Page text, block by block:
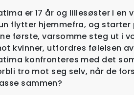
er 17 år og lillesøster i
flytter hjemmefra, og starter
første, varsomme steg ut i
kvinner, utfordres følelsen
konfronteres med det
tro mot seg selv, når de
sammen?